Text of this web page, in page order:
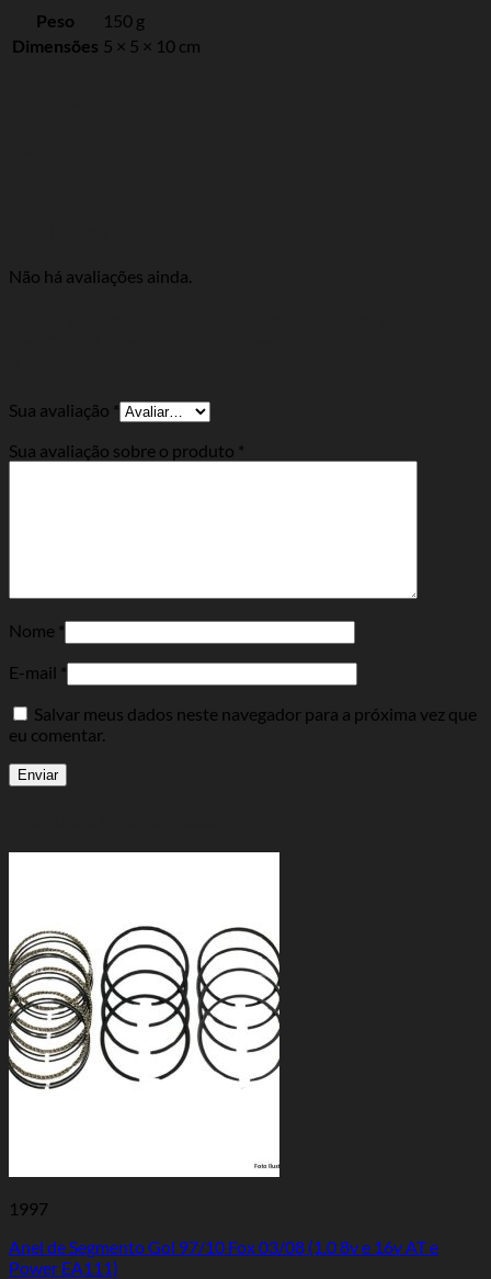
Peso
150 g
Dimensões 5 × 5 × 10 cm
Não há avaliações ainda.
Sua avaliação *
Sua avaliação sobre o produto *
Nome *
E-mail *
Salvar meus dados neste navegador para a próxima vez que
eu comentar.
1997
Anel de Segmento Gol 97/10 Fox 03/08 (1.0 8v e 16v AT e
Power EA111)